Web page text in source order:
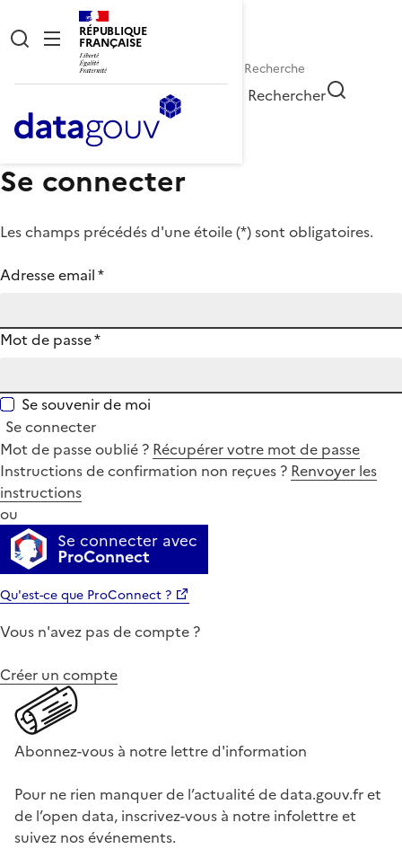
RÉPUBLIQUE
FRANÇAISE
Rechercher
Se connecter
Les champs précédés d'une étoile (*) sont obligatoires.
Adresse email*
Mot de passe*
Se souvenir de moi
Se connecter
Mot de passe oublié ? Récupérer votre mot de passe
Instructions de confirmation non reçues ? Renvoyer les
instructions
ou
Se connecter avec
ProConnect
Qu'est-ce que ProConnect ?
Vous n'avez pas de compte ?
Créer un compte
Abonnez-vous à notre lettre d'information
Pour ne rien manquer de l’actualité de data.gouv.fr et
de l’open data, inscrivez-vous à notre infolettre et
suivez nos événements.